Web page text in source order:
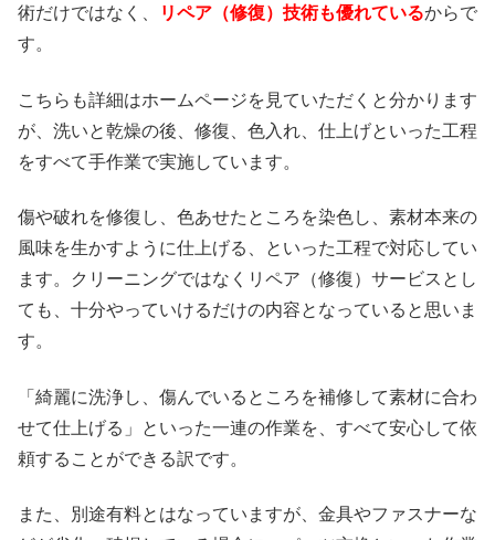
術だけではなく、
リペア（修復）技術も優れているからで
す。
こちらも詳細はホームページを見ていただくと分かります
が、洗いと乾燥の後、修復、色入れ、仕上げといった工程
をすべて手作業で実施しています。
傷や破れを修復し、色あせたところを染色し、素材本来の
風味を生かすように仕上げる、といった工程で対応してい
ます。クリーニングではなくリペア（修復）サービスとし
ても、十分やっていけるだけの内容となっていると思いま
す。
「綺麗に洗浄し、傷んでいるところを補修して素材に合わ
せて仕上げる」といった一連の作業を、すべて安心して依
頼することができる訳です。
また、別途有料とはなっていますが、金具やファスナーな